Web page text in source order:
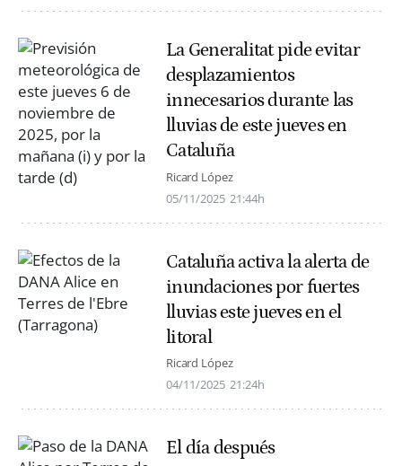
La Generalitat pide evitar
desplazamientos
innecesarios durante las
lluvias de este jueves en
Cataluña
Ricard López
05/11/2025 21:44h
Cataluña activa la alerta de
inundaciones por fuertes
lluvias este jueves en el
litoral
Ricard López
04/11/2025 21:24h
El día después